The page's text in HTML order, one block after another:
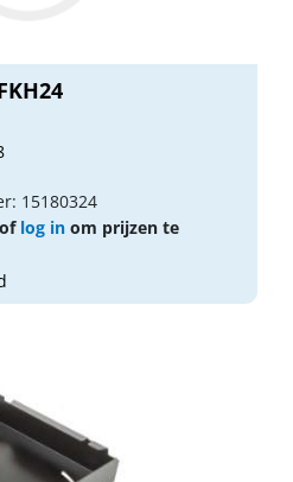
15180324
log in om prijzen te